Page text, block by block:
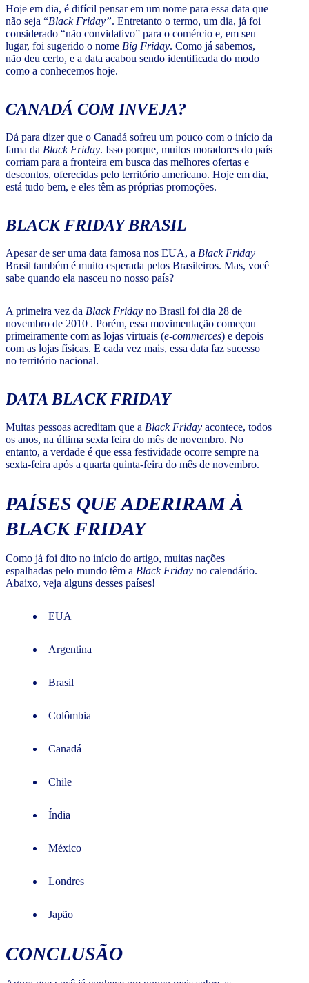
Hoje em dia, é difícil pensar em um nome para essa data que
não seja “Black Friday”. Entretanto o termo, um dia, já foi
considerado “não convidativo” para o comércio e, em seu
lugar, foi sugerido o nome Big Friday. Como já sabemos,
não deu certo, e a data acabou sendo identificada do modo
como a conhecemos hoje.
CANADÁ COM INVEJA?
Dá para dizer que o Canadá sofreu um pouco com o início da
fama da Black Friday. Isso porque, muitos moradores do país
corriam para a fronteira em busca das melhores ofertas e
descontos, oferecidas pelo território americano. Hoje em dia,
está tudo bem, e eles têm as próprias promoções.
BLACK FRIDAYBRASIL
Apesar de ser uma data famosa nos EUA, a Black Friday
Brasil também é muito esperada pelos Brasileiros. Mas, você
sabe quando ela nasceu no nosso país?
A primeira vez da Black Friday no Brasil foi dia 28 de
novembro de 2010 . Porém, essa movimentação começou
primeiramente com as lojas virtuais (e-commerces) e depois
com as lojas físicas. E cada vez mais, essa data faz sucesso
no território nacional.
DATA BLACK FRIDAY
Muitas pessoas acreditam que a Black Friday acontece, todos
os anos, na última sexta feira do mês de novembro. No
entanto, a verdade é que essa festividade ocorre sempre na
sexta-feira após a quarta quinta-feira do mês de novembro.
PAÍSES QUE ADERIRAM À
BLACK FRIDAY
Como já foi dito no início do artigo, muitas nações
espalhadas pelo mundo têm a Black Friday no calendário.
Abaixo, veja alguns desses países!
EUA
Argentina
Brasil
Colômbia
Canadá
Chile
Índia
México
Londres
Japão
CONCLUSÃO